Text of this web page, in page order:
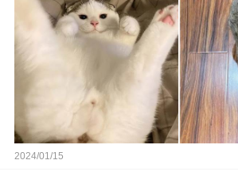
2024/01/15